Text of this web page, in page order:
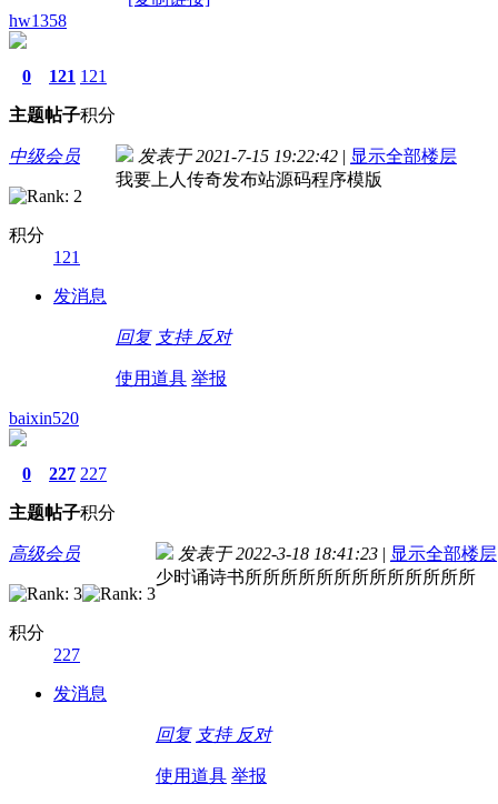
hw1358
0
主题
121
帖子
121
积分
中级会员
积分
121
发消息
发表于 2021-7-15 19:22:42 | 显示全部楼层
我要上人传奇发布站源码程序模版
回复 支持 反对
使用道具 举报
baixin520
0
主题
227
帖子
227
积分
高级会员
积分
227
发消息
发表于 2022-3-18 18:41:23 | 显示全部楼层
少时诵诗书所所所所所所所所所所所所所
回复 支持 反对
使用道具 举报